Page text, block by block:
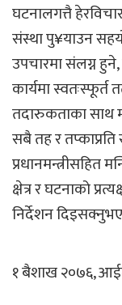
घटनालगत्तै
संस्था पु¥याउन
उपचारमा संलग्न
कार्यमा स्वतःस्फूर्त
तदारुकताका साथ
सबै तह र
प्रधानमन्त्रीसहित
क्षेत्र र घटनाको
निर्देशन
१ बैशाख २०७६,